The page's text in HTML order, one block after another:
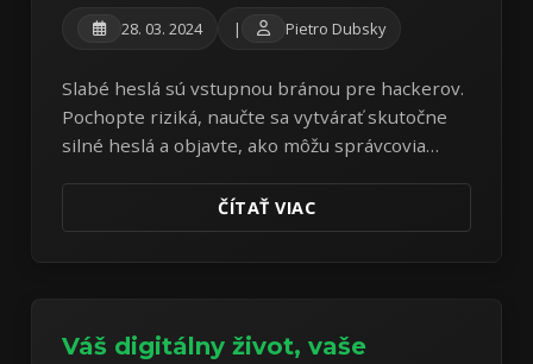
28. 03. 2024 | Pietro Dubsky
Slabé heslá sú vstupnou bránou pre hackerov.
Pochopte riziká, naučte sa vytvárať skutočne
silné heslá a objavte, ako môžu správcovia
ČÍTAŤ VIAC
Váš digitálny život, vaše